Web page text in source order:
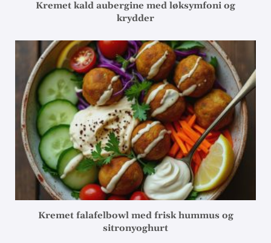
Kremet kald aubergine med løksymfoni og
krydder
Kremet falafelbowl med frisk hummus og
sitronyoghurt